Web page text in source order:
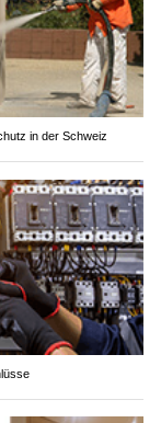
in der Schweiz